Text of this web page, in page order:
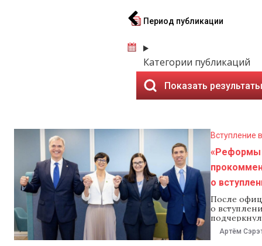
Период публикации
Категории публикаций
Показать результаты
Вступление
«Реформы
о
После
о
страны.
Артём